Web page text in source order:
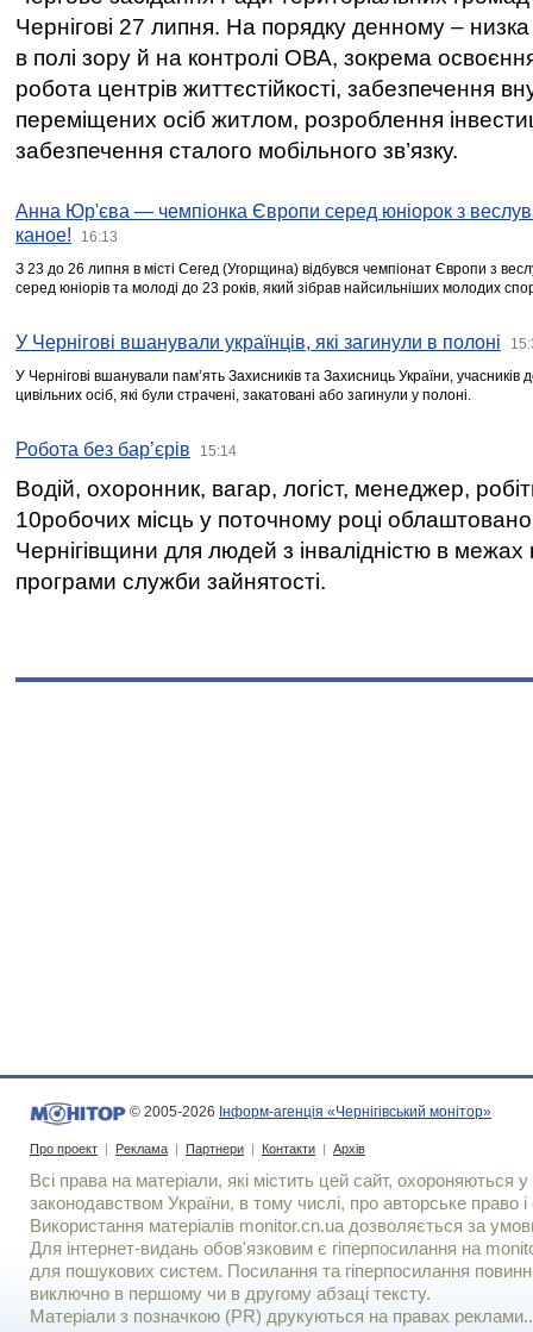
Чернігові 27 липня. На порядку денному –
в полі зору й на контролі ОВА, зокрема освоєння
робота центрів життєстійкості, забезпечення
переміщених осіб житлом, розроблення
забезпечення сталого мобільного зв’язку.
Анна Юр'єва — чемпіонка Європи серед юніорок з
каное!
16:13
З 23 до 26 липня в місті Сегед (Угорщина) відбувся чемпіонат Європи з
серед юніорів та молоді до 23 років, який зібрав найсильніших молодих
У Чернігові вшанували українців, які загинули в полоні
У Чернігові вшанували пам’ять Захисників та Захисниць України,
цивільних осіб, які були страчені, закатовані або загинули у полоні.
Робота без бар’єрів 15:14
Водій, охоронник, вагар, логіст, менеджер,
10робочих місць у поточному році
Чернігівщини для людей з інвалідністю в межах
програми служби зайнятості.
© 2005-2026 Інформ-агенція «Чернігівський монітор»
Про проект | Реклама | Партнери | Контакти | Архів
Всі права на матеріали, які містить цей сайт, охороняються у
законодавством України, в тому числі, про авторське право і
Використання матерiалiв monitor.cn.ua дозволяється за
Для iнтернет-видань обов'язковим є гiперпосилання на
для пошукових систем. Посилання та гіперпосилання
виключно в першому чи в другому абзаці тексту.
Матеріали з позначкою (PR) друкуються на правах реклами..